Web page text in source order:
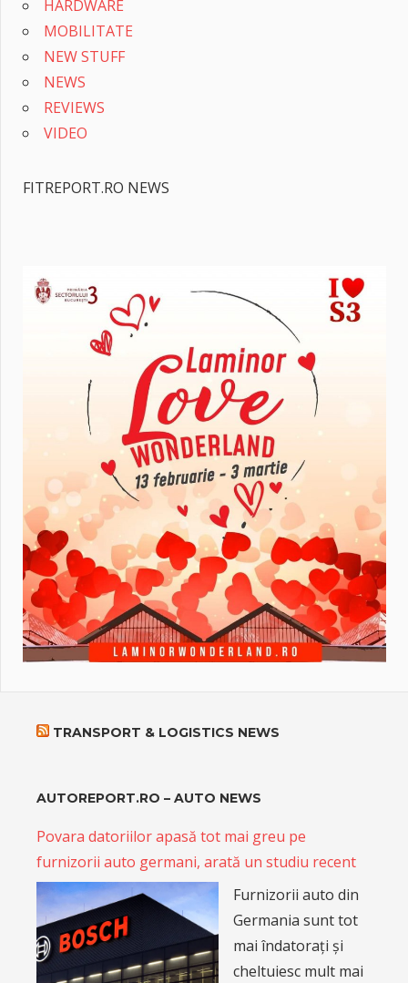
HARDWARE
MOBILITATE
NEW STUFF
NEWS
REVIEWS
VIDEO
FITREPORT.RO NEWS
TRANSPORT & LOGISTICS NEWS
AUTOREPORT.RO – AUTO NEWS
Povara datoriilor apasă tot mai greu pe
furnizorii auto germani, arată un studiu recent
Furnizorii auto din
Germania sunt tot
mai îndatorați și
cheltuiesc mult mai